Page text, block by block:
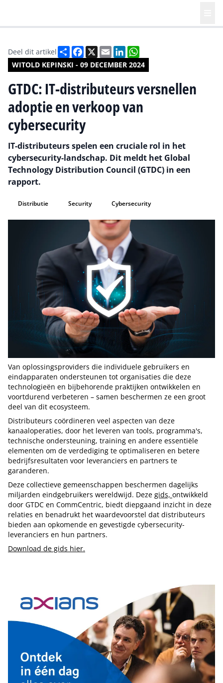
WITOLD KEPINSKI - 09 DECEMBER 2024
Deel dit artikel DeelFacebook
X EmailLinkedIn
GTDC: IT-distributeurs versnellen
adoptie en verkoop van
cybersecurity
IT-distributeurs spelen een cruciale rol in het
cybersecurity-landschap. Dit meldt het Global
Technology Distribution Council (GTDC) in een
rapport.
Distributie Security Cybersecurity
Van oplossingsproviders die individuele gebruikers en
eindapparaten ondersteunen tot organisaties die deze
technologieën en bijbehorende praktijken ontwikkelen en
voortdurend verbeteren – samen beschermen ze een groot
deel van dit ecosysteem.
Distributeurs coördineren veel aspecten van deze
kanaaloperaties, door het leveren van tools, programma's,
technische ondersteuning, training en andere essentiële
elementen om de verdediging te optimaliseren en betere
bedrijfsresultaten voor leveranciers en partners te
garanderen.
Deze collectieve gemeenschappen beschermen dagelijks
miljarden eindgebruikers wereldwijd. Deze gids, ontwikkeld
door GTDC en CommCentric, biedt diepgaand inzicht in deze
relaties en benadrukt het waardevoorstel dat distributeurs
bieden aan opkomende en gevestigde cybersecurity-
leveranciers en hun partners.
Download de gids hier.